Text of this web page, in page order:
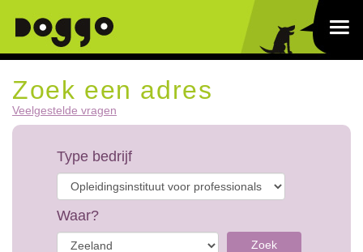
Zoek een adres
Veelgestelde vragen
Type bedrijf
Waar?
Zoek